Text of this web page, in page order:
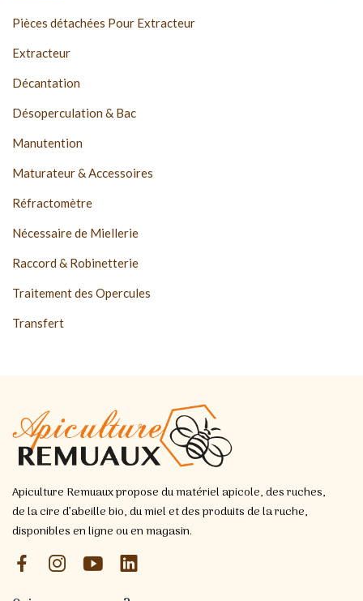
Pièces détachées Pour Extracteur
Extracteur
Décantation
Désoperculation & Bac
Manutention
Maturateur & Accessoires
Réfractomètre
Nécessaire de Miellerie
Raccord & Robinetterie
Traitement des Opercules
Transfert
Apiculture Remuaux propose du matériel apicole, des ruches,
de la cire d’abeille bio, du miel et des produits de la ruche,
disponibles en ligne ou en magasin.